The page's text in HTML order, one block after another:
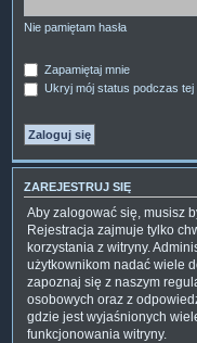
Nie pamiętam hasła
Zapamiętaj mnie
Ukryj mój status podczas tej
ZAREJESTRUJ SIĘ
Aby zalogować się, musisz
Rejestracja zajmuje tylko
korzystania z witryny.
użytkownikom nadać wiele
zapoznaj się z naszym
osobowych oraz z
gdzie jest wyjaśnionych
funkcjonowania witryny.